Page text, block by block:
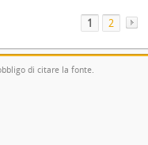
1 2
di citare la fonte.